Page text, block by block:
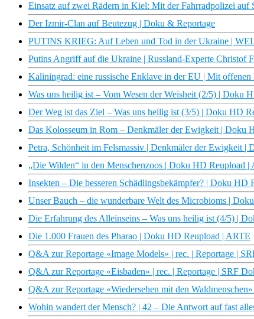
Einsatz auf zwei Rädern in Kiel: Mit der Fahrradpolizei
Der Izmir-Clan auf Beutezug | Doku & Reportage
PUTINS KRIEG: Auf Leben und Tod in der Ukraine |
Putins Angriff auf die Ukraine | Russland-Experte Christof
Kaliningrad: eine russische Enklave in der EU | Mit
Was uns heilig ist – Vom Wesen der Weisheit (2/5) | Doku
Der Weg ist das Ziel – Was uns heilig ist (3/5) | Doku HD
Das Kolosseum in Rom – Denkmäler der Ewigkeit | Doku
Petra, Schönheit im Felsmassiv | Denkmäler der Ewigkeit |
„Die Wilden“ in den Menschenzoos | Doku HD Reupload |
Insekten – Die besseren Schädlingsbekämpfer? | Doku HD
Unser Bauch – die wunderbare Welt des Microbioms |
Die Erfahrung des Alleinseins – Was uns heilig ist (4/5) |
Die 1.000 Frauen des Pharao | Doku HD Reupload | ARTE
Q&A zur Reportage «Image Models» | rec. | Reportage |
Q&A zur Reportage «Eisbaden» | rec. | Reportage | SRF
Q&A zur Reportage «Wiedersehen mit den
Wohin wandert der Mensch? | 42 – Die Antwort auf fast